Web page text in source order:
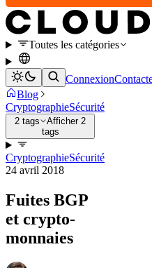
Toutes les catégories
Connexion
Blog
CryptographieSécurité
2 tags
Afficher 2
tags
CryptographieSécurité
24 avril 2018
Fuites BGP
et crypto-
monnaies